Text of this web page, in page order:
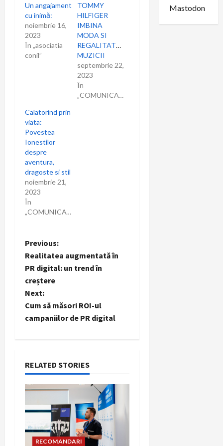
Un angajament
cu inimă:
noiembrie 16,
2023
În „asociatia
conil”
TOMMY
HILFIGER
IMBINA
MODA SI
REGALITATEA
MUZICII
septembrie 22,
2023
În
„COMUNICAT”
Calatorind prin
viata:
Povestea
Ionestilor
despre
aventura,
dragoste si stil
noiembrie 21,
2023
În
„COMUNICAT”
P
o
s
t
v
i
g
a
Previous:
Realitatea augmentată în
PR digital: un trend în
creștere
Next:
Cum să măsori ROI-ul
campaniilor de PR digital
RELATED STORIES
RECOMANDARI
Mastodon